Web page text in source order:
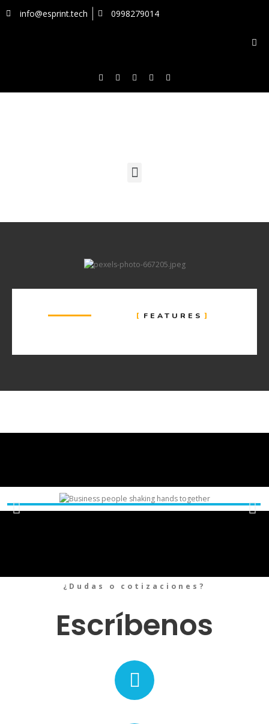
info@esprint.tech 0998279014
FEATURES
¿Dudas o cotizaciones?
Escríbenos